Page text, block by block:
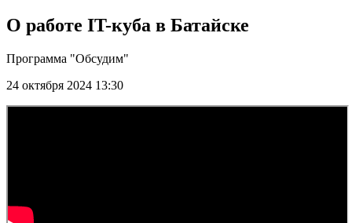
О работе IT-куба в Батайске
Программа "Обсудим"
24 октября 2024 13:30